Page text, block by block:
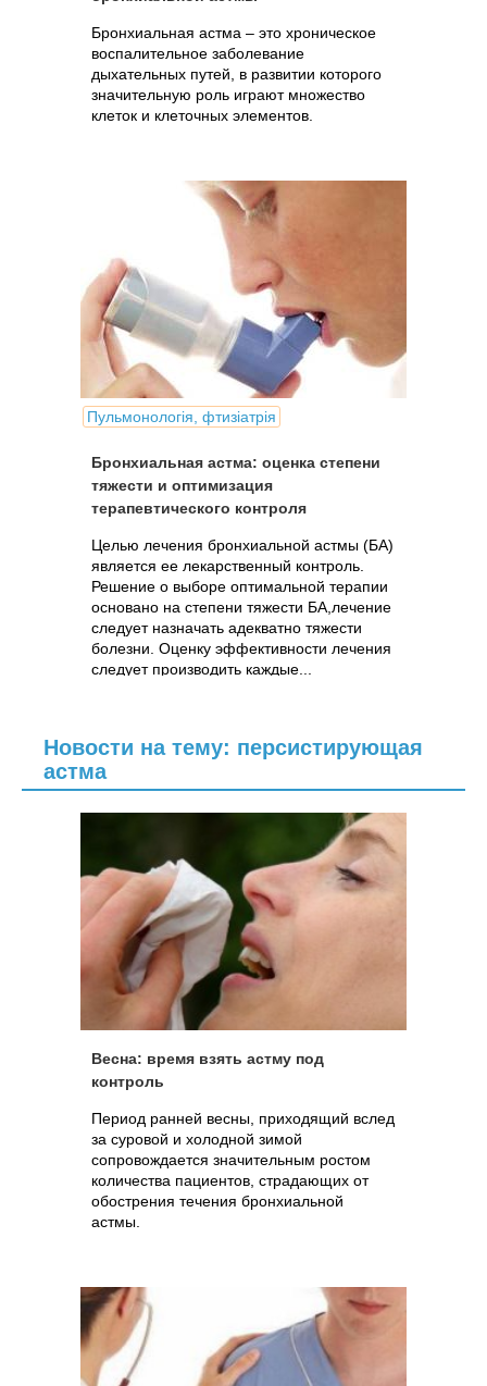
Бронхиальная астма – это хроническое
воспалительное заболевание
дыхательных путей, в развитии которого
значительную роль играют множество
клеток и клеточных элементов.
Пульмонологія, фтизіатрія
Бронхиальная астма: оценка степени
тяжести и оптимизация
терапевтического контроля
Целью лечения бронхиальной астмы (БА)
является ее лекарственный контроль.
Решение о выборе оптимальной терапии
основано на степени тяжести БА,лечение
следует назначать адекватно тяжести
болезни. Оценку эффективности лечения
следует производить каждые...
Новости на тему: персистирующая
астма
Весна: время взять астму под
контроль
Период ранней весны, приходящий вслед
за суровой и холодной зимой
сопровождается значительным ростом
количества пациентов, страдающих от
обострения течения бронхиальной
астмы.